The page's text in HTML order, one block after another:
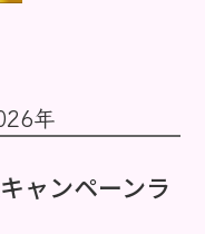
年
ャンペーンラ